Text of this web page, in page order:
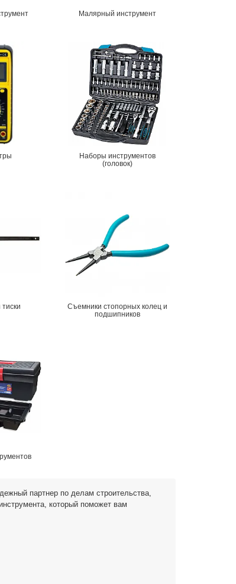
Малярный инструмент
Наборы инструментов
(головок)
Съемники стопорных колец и
подшипников
партнер по делам строительства,
который поможет вам